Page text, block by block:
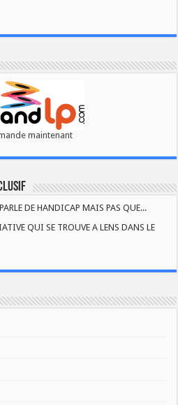
maintenant
DE HANDICAP MAIS PAS QUE...
QUI SE TROUVE A LENS DANS LE